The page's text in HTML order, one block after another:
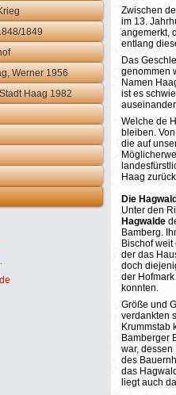
1849
Werner 1956
Haag 1982
Zwischen
im 13.
angemerkt,
entlang
Das
genommen
Namen
ist es
Welche de
bleiben.
die auf
Haag
Die
Unter den
Hagwalde
Bamberg.
Bischof
der das
doch
der
konnten.
Größe und
verdankten
Krummstab
Bamberger
war,
des
das
liegt auch